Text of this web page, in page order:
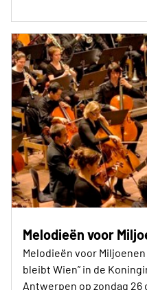
Melodieën voor
Melodieën voor Miljoenen
bleibt Wien” in de
Antwerpen op zondag 26